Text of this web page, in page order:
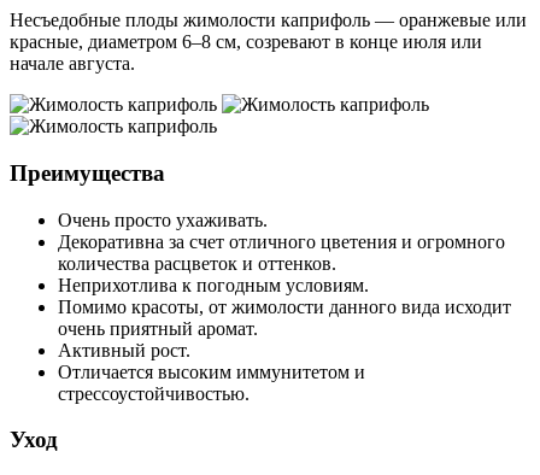
Несъедобные плоды жимолости каприфоль — оранжевые или
красные, диаметром 6–8 см, созревают в конце июля или
начале августа.
Преимущества
Очень просто ухаживать.
Декоративна за счет отличного цветения и огромного
количества расцветок и оттенков.
Неприхотлива к погодным условиям.
Помимо красоты, от жимолости данного вида исходит
очень приятный аромат.
Активный рост.
Отличается высоким иммунитетом и
стрессоустойчивостью.
Уход